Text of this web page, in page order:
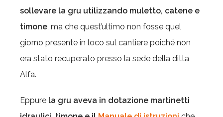
sollevare la gru utilizzando muletto, catene e
timone, ma che quest’ultimo non fosse quel
giorno presente in loco sul cantiere poiché non
era stato recuperato presso la sede della ditta
Alfa.
Eppure la gru aveva in dotazione martinetti